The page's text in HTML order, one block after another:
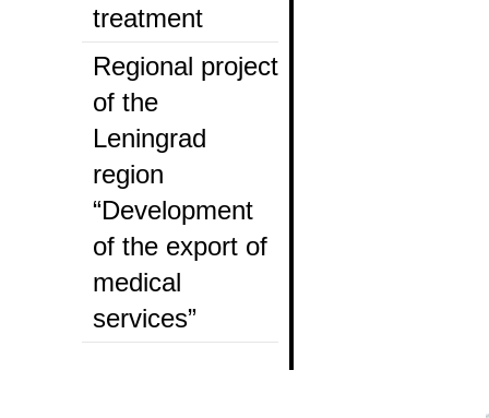
treatment
Regional project
of the
Leningrad
region
“Development
of the export of
medical
services”